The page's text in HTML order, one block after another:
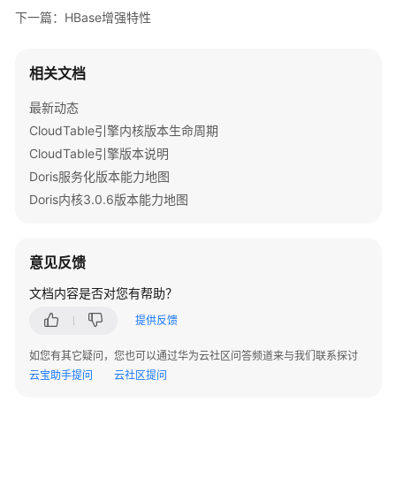
HBase
用
场
景
增
强
特
Doris
ClickHouse
安
下一篇：HBase增强特性
相关文档
最新动态
CloudTable引擎内核版本生命周期
CloudTable引擎版本说明
Doris服务化版本能力地图
Doris内核3.0.6版本能力地图
意见反馈
文档内容是否对您有帮助？
提供反馈
如您有其它疑问，您也可以通过华为云社区问答频道来与我们联系探讨
云宝助手提问
云社区提问